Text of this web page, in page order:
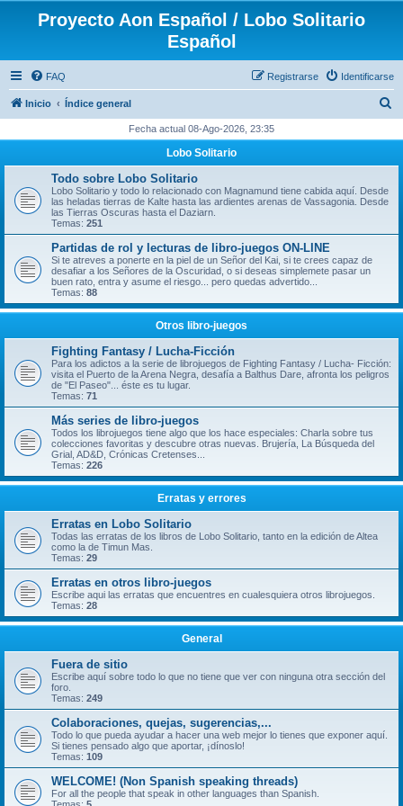
Proyecto Aon Español / Lobo Solitario
Español
FAQ Identificarse
Registrarse
Inicio Índice general
c
Fecha actual 08-Ago-2026, 23:35
Lobo Solitario
Todo sobre Lobo Solitario
Lobo Solitario y todo lo relacionado con Magnamund tiene cabida aquí. Desde
las heladas tierras de Kalte hasta las ardientes arenas de Vassagonia. Desde
las Tierras Oscuras hasta el Daziarn.
Temas: 251
Partidas de rol y lecturas de libro-juegos ON-LINE
Si te atreves a ponerte en la piel de un Señor del Kai, si te crees capaz de
desafiar a los Señores de la Oscuridad, o si deseas simplemete pasar un
buen rato, entra y asume el riesgo... pero quedas advertido...
Temas: 88
Otros libro-juegos
Fighting Fantasy / Lucha-Ficción
Para los adictos a la serie de librojuegos de Fighting Fantasy / Lucha- Ficción:
visita el Puerto de la Arena Negra, desafía a Balthus Dare, afronta los peligros
de "El Paseo"... éste es tu lugar.
Temas: 71
Más series de libro-juegos
Todos los librojuegos tiene algo que los hace especiales: Charla sobre tus
colecciones favoritas y descubre otras nuevas. Brujería, La Búsqueda del
Grial, AD&D, Crónicas Cretenses...
Temas: 226
Erratas y errores
Erratas en Lobo Solitario
Todas las erratas de los libros de Lobo Solitario, tanto en la edición de Altea
como la de Timun Mas.
Temas: 29
Erratas en otros libro-juegos
Escribe aqui las erratas que encuentres en cualesquiera otros librojuegos.
Temas: 28
General
Fuera de sitio
Escribe aquí sobre todo lo que no tiene que ver con ninguna otra sección del
foro.
Temas: 249
Colaboraciones, quejas, sugerencias,...
Todo lo que pueda ayudar a hacer una web mejor lo tienes que exponer aquí.
Si tienes pensado algo que aportar, ¡dínoslo!
Temas: 109
WELCOME! (Non Spanish speaking threads)
For all the people that speak in other languages than Spanish.